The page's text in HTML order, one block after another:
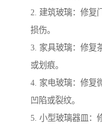
2. 建筑玻璃：修复
损伤。
3. 家具玻璃：修复
或划痕。
4. 家电玻璃：修复
凹陷或裂纹。
5. 小型玻璃器皿：